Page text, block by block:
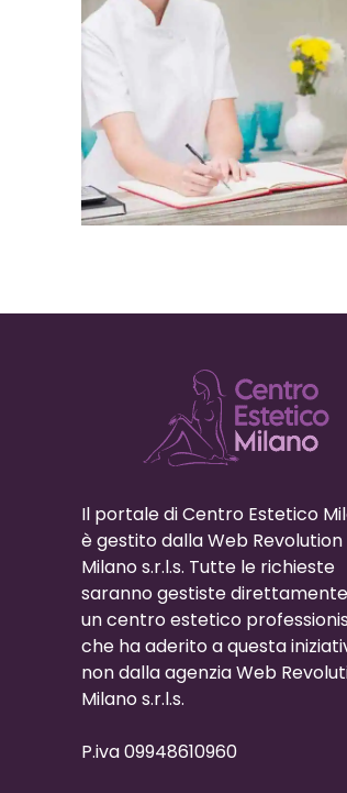
Il portale di Centro Estetico
è gestito dalla Web Revolution
Milano s.r.l.s. Tutte le richieste
saranno gestiste
un centro estetico
che ha aderito a questa
non dalla agenzia Web
Milano s.r.l.s.
P.iva 09948610960